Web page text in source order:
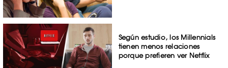
Según estudio, los Millennials
tienen menos relaciones
porque prefieren ver Netflix